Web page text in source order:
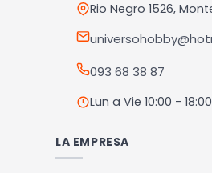
Rio Negro 1526,
093 68 38 87
Lun a Vie 10:00 -
LA EMPRESA